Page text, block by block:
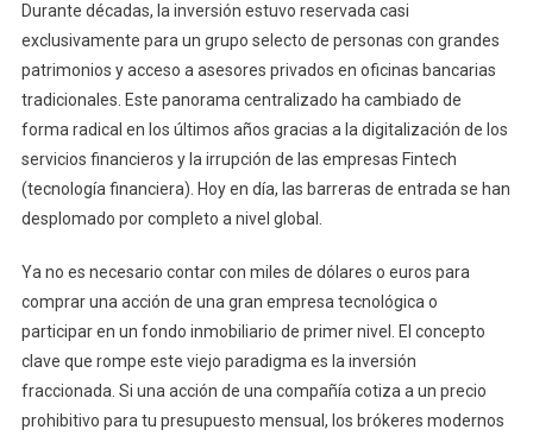
Durante décadas, la inversión estuvo reservada casi
exclusivamente para un grupo selecto de personas con grandes
patrimonios y acceso a asesores privados en oficinas bancarias
tradicionales. Este panorama centralizado ha cambiado de
forma radical en los últimos años gracias a la digitalización de los
servicios financieros y la irrupción de las empresas Fintech
(tecnología financiera). Hoy en día, las barreras de entrada se han
desplomado por completo a nivel global.
Ya no es necesario contar con miles de dólares o euros para
comprar una acción de una gran empresa tecnológica o
participar en un fondo inmobiliario de primer nivel. El concepto
clave que rompe este viejo paradigma es la inversión
fraccionada. Si una acción de una compañía cotiza a un precio
prohibitivo para tu presupuesto mensual, los brókeres modernos